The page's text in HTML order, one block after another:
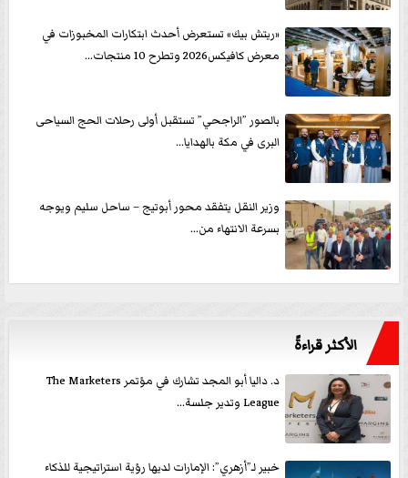
«ريتش بيك» تستعرض أحدث ابتكارات المخبوزات في
معرض كافيكس2026 وتطرح 10 منتجات...
بالصور ”الراجحي” تستقبل أولى رحلات الحج السياحى
البرى في مكة بالهدايا...
وزير النقل يتفقد محور أبوتيج – ساحل سليم ويوجه
بسرعة الانتهاء من...
الأكثر قراءةً
د. داليا أبو المجد تشارك في مؤتمر The Marketers
League وتدير جلسة...
خبير لـ”أزهري”: الإمارات لديها رؤية استراتيجية للذكاء